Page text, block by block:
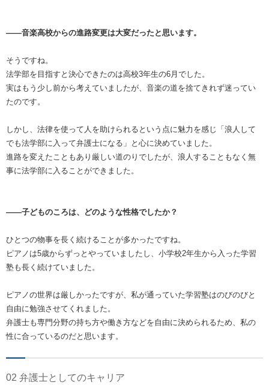
――音楽高校からの進路変更は大変だったと思います。
そうですね。
法学部を目指すと決心できたのは高校3年生の6月でした。
実はもう少し前から考えていましたが、音楽の道を捨てきれず迷ってい
たのです。
しかし、法律を使って人を助けられるという点に魅力を感じ「浪人して
でも法学部に入って弁護士になる」と心に決めていました。
進路を変えたこともあり厳しい道のりでしたが、浪人することもなく無
事に法学部に入ることができました。
――子どものころは、どのような性格でしたか？
ひとつの物事を長く続けることが多かったですね。
ピアノは5歳からずっとやっていましたし、小学校2年生から入った学習
塾も長く続けていました。
ピアノの世界は厳しかったですが、私が通っていた学習塾はのびのびと
自由に勉強させてくれました。
弁護士も専門分野の持ち方や働き方などを自由に決められるため、私の
性に合っているのだと思います。
02 弁護士としてのキャリア